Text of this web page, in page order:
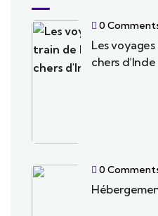
0
Les
chers d’Inde
0